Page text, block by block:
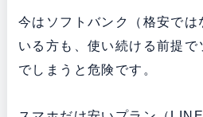
今はソフトバンク（格安では
いる方も、使い続ける前提
でしまうと危険です。